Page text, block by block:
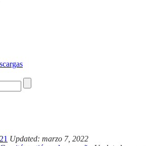
Updated: marzo 7, 2022